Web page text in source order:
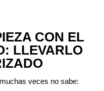
CON EL
LLEVARLO
veces no sabe: